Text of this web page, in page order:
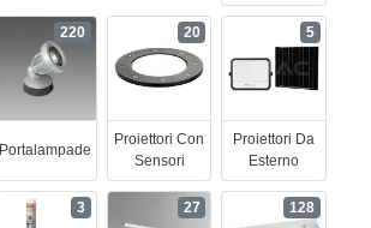
Portalampade
220
Proiettori Con
Sensori
20
Proiettori Da
Esterno
5
3 27 128